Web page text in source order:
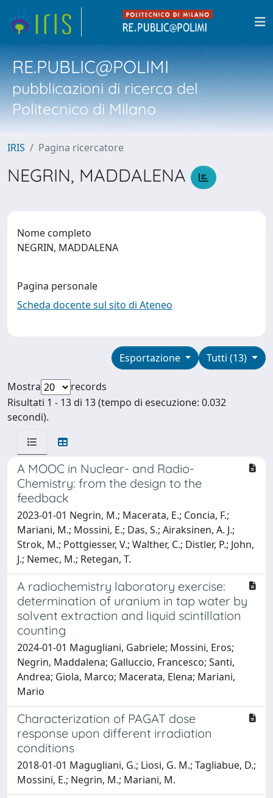
RE.PUBLIC@POLIMI
pubblicazioni di ricerca del
Politecnico di Milano
IRIS Pagina ricercatore
NEGRIN, MADDALENA
Nome completo
NEGRIN, MADDALENA
Pagina personale
Scheda docente sul sito di Ateneo
Tutti (13)
Esportazione
Mostra
records
Risultati 1 - 13 di 13 (tempo di esecuzione: 0.032
secondi).
A MOOC in Nuclear- and Radio-
Chemistry: from the design to the
feedback
2023-01-01 Negrin, M.; Macerata, E.; Concia, F.;
Mariani, M.; Mossini, E.; Das, S.; Airaksinen, A. J.;
Strok, M.; Pottgiesser, V.; Walther, C.; Distler, P.; John,
J.; Nemec, M.; Retegan, T.
A radiochemistry laboratory exercise:
determination of uranium in tap water by
solvent extraction and liquid scintillation
counting
2024-01-01 Magugliani, Gabriele; Mossini, Eros;
Negrin, Maddalena; Galluccio, Francesco; Santi,
Andrea; Giola, Marco; Macerata, Elena; Mariani,
Mario
Characterization of PAGAT dose
response upon different irradiation
conditions
2018-01-01 Magugliani, G.; Liosi, G. M.; Tagliabue, D.;
Mossini, E.; Negrin, M.; Mariani, M.